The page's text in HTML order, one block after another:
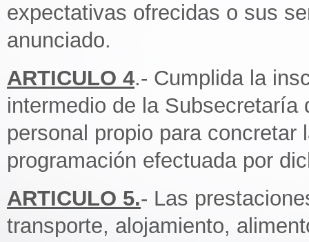
expectativas ofrecidas o sus
anunciado.
ARTICULO 4.- Cumplida la
intermedio de la
personal propio para
programación efectuada por
ARTICULO 5.- Las
transporte, alojamiento,